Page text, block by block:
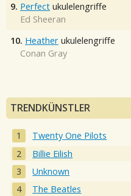
9. Perfect ukulelengriffe
Ed Sheeran
10. Heather ukulelengriffe
Conan Gray
TRENDKÜNSTLER
Twenty One Pilots
Billie Eilish
Unknown
The Beatles